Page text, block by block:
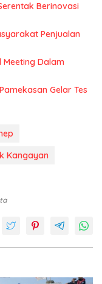
Berinovasi
Penjualan
Meeting Dalam
Gelar Tes
Kangayan